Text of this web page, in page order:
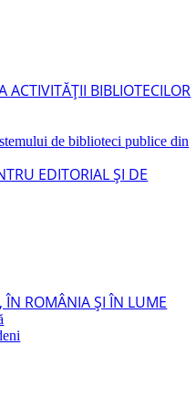
ACTIVITĂŢII BIBLIOTECILOR
de biblioteci publice din
EDITORIAL ŞI DE
ÎN ROMÂNIA ŞI ÎN LUME